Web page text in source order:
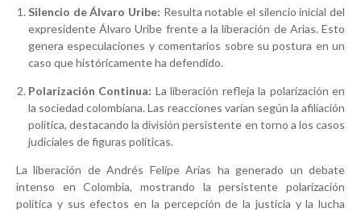
Silencio de Álvaro Uribe: Resulta notable el silencio inicial del
expresidente Álvaro Uribe frente a la liberación de Arias. Esto
genera especulaciones y comentarios sobre su postura en un
caso que históricamente ha defendido.
Polarización Continua: La liberación refleja la polarización en
la sociedad colombiana. Las reacciones varían según la afiliación
política, destacando la división persistente en torno a los casos
judiciales de figuras políticas.
La liberación de Andrés Felipe Arias ha generado un debate
intenso en Colombia, mostrando la persistente polarización
política y sus efectos en la percepción de la justicia y la lucha